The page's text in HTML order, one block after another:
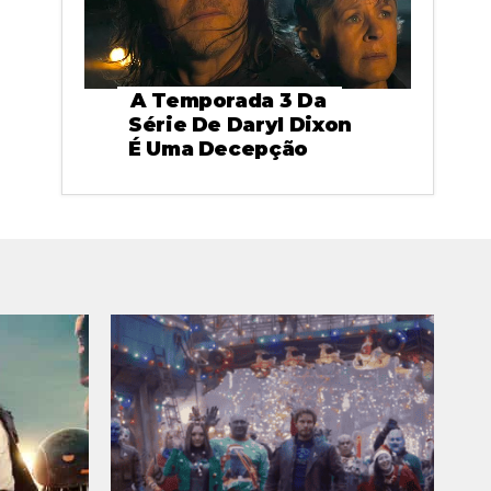
A Temporada 3 Da
Série De Daryl Dixon
É Uma Decepção